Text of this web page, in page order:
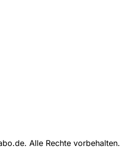
Alle Rechte vorbehalten.